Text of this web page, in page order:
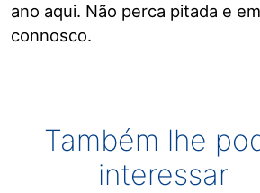
ano aqui. Não perca pitada e
connosco.
Também lhe
interessar